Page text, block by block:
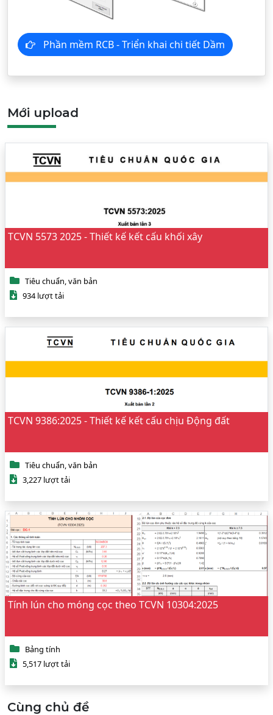
Phần mềm RCB - Triển khai chi tiết Dầm
Mới upload
TCVN 5573 2025 - Thiết kế kết cấu khối xây
Tiêu chuẩn, văn bản
934 lượt tải
TCVN 9386:2025 - Thiết kế kết cấu chịu Động đất
Tiêu chuẩn, văn bản
3,227 lượt tải
Tính lún cho móng cọc theo TCVN 10304:2025
Bảng tính
5,517 lượt tải
Cùng chủ đề